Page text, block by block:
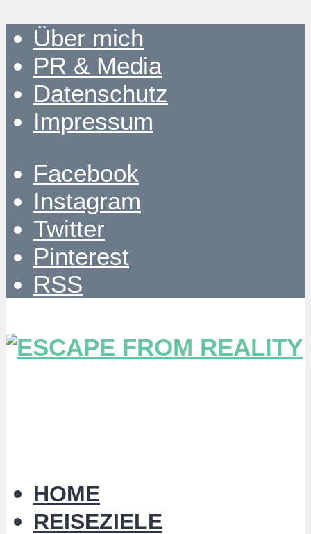
Über mich
PR & Media
Datenschutz
Impressum
Facebook
Instagram
Twitter
Pinterest
RSS
HOME
REISEZIELE